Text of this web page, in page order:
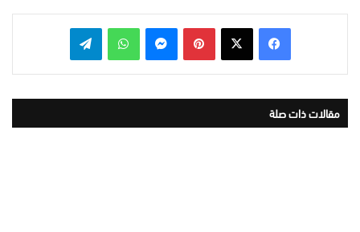
بينتيريست واتساب
مقالات ذات صلة